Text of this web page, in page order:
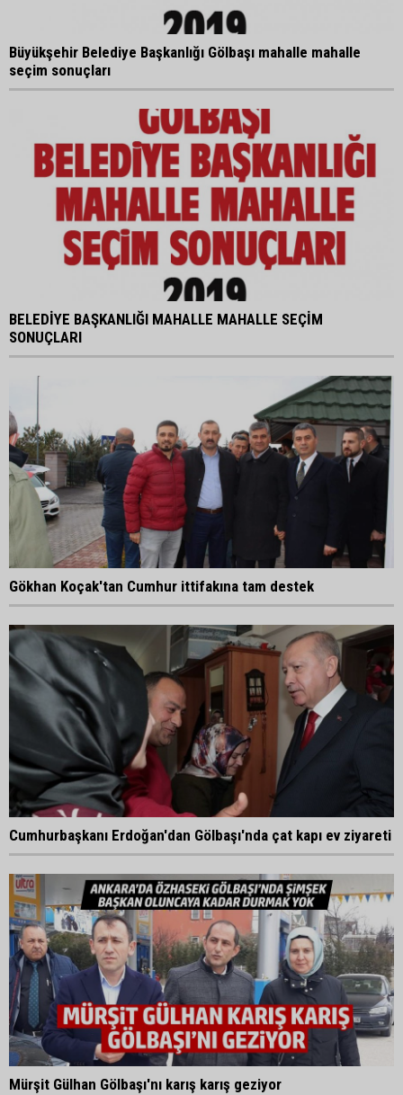
Büyükşehir Belediye Başkanlığı Gölbaşı mahalle mahalle
seçim sonuçları
BELEDİYE BAŞKANLIĞI MAHALLE MAHALLE SEÇİM
SONUÇLARI
Gökhan Koçak'tan Cumhur ittifakına tam destek
Cumhurbaşkanı Erdoğan'dan Gölbaşı'nda çat kapı ev ziyareti
Mürşit Gülhan Gölbaşı'nı karış karış geziyor